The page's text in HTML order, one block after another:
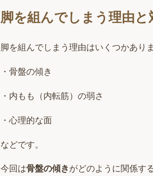
脚を組んでしまう理由と
脚を組んでしまう理由はいくつかありま
・骨盤の傾き
・内もも（内転筋）の弱さ
・心理的な面
などです。
今回は骨盤の傾き がどのように関係す